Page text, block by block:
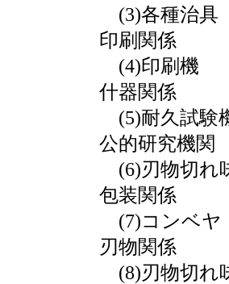
(3)各種治具
印刷関係
(4)印刷機
什器関係
(5)耐久試験
公的研究機関
(6)刃物切れ味
包装関係
(7)コンベヤ
刃物関係
(8)刃物切れ味